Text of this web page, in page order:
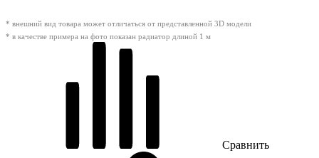
* внешний вид товара может отличаться от представленной 3D модели
* в качестве примера на фото показан радиатор длиной 1 м
Сравнить